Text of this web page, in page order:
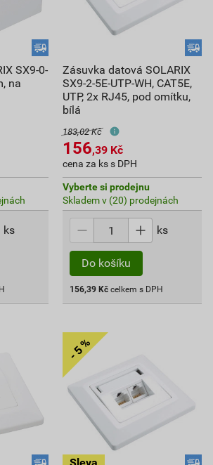
SX9-0-
na
ks
Zásuvka datová SOLARIX
SX9-2-5E-UTP-WH, CAT5E,
UTP, 2x RJ45, pod omítku,
bílá
183,02 Kč
156,39 Kč
cena za ks s DPH
Vyberte si prodejnu
Skladem v (20) prodejnách
ks
Do košíku
156,39 Kč celkem s DPH